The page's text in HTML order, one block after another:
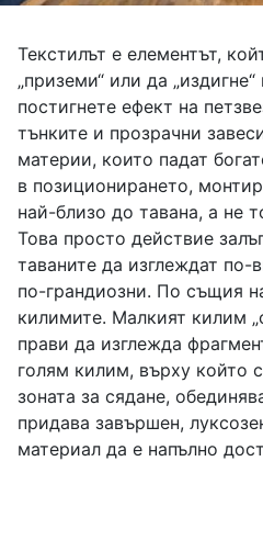
Текстилът е елементът,
„приземи“ или да
постигнете ефект на
тънките и прозрачни
материи, които падат
в позиционирането,
най-близо до тавана, а не
Това просто действие
таваните да изглеждат по-
по-грандиозни. По същия
килимите. Малкият килим
прави да изглежда
голям килим, върху който
зоната за сядане,
придава завършен,
материал да е напълно